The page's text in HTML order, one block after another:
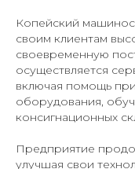
Копейский
своим клиентам
своевременную
осуществляется
включая помощь
оборудования,
консигнационных
Предприятие
улучшая свои